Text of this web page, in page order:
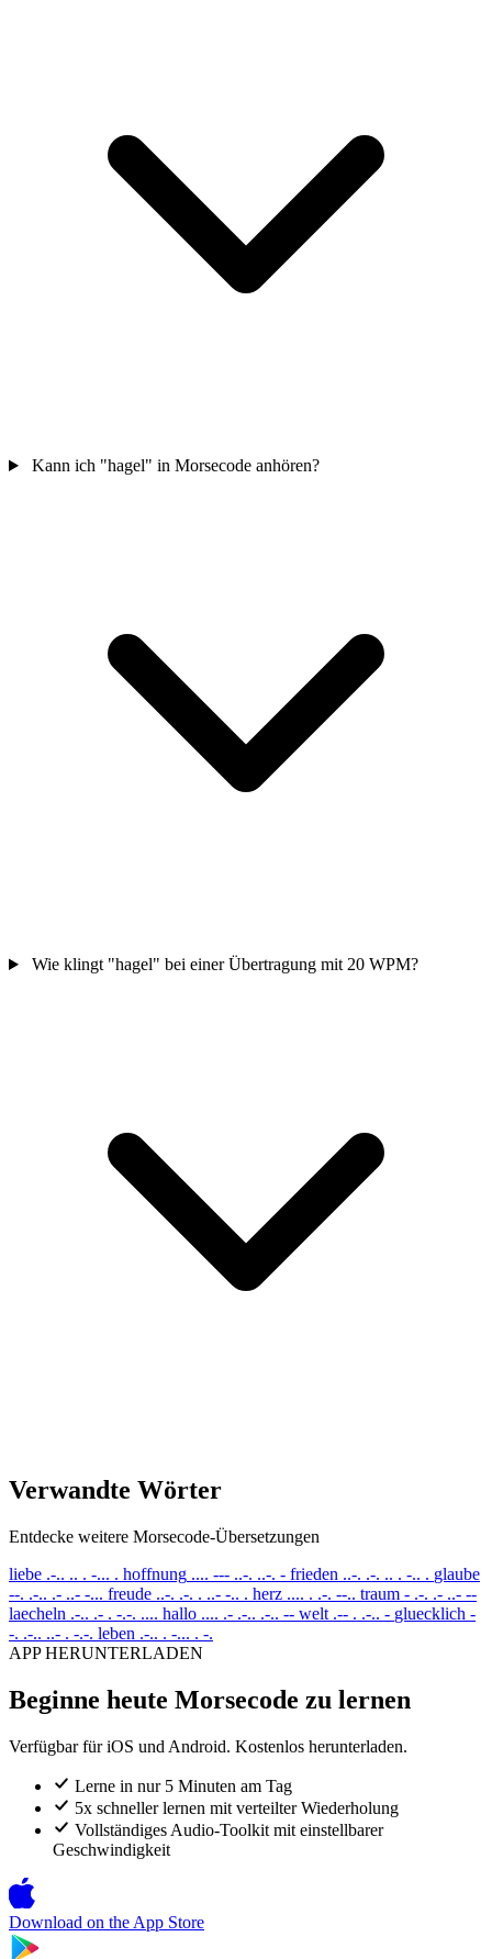
Kann ich "hagel" in Morsecode anhören?
Wie klingt "hagel" bei einer Übertragung mit 20 WPM?
Verwandte Wörter
Entdecke weitere Morsecode-Übersetzungen
liebe .-.. .. . -... . hoffnung .... --- ..-. ..-. - frieden ..-. .-. .. . -.. . glaube
--. .-.. .- ..- -... freude ..-. .-. . ..- -.. . herz .... . .-. --.. traum - .-. .- ..- --
laecheln .-.. .- . -.-. .... hallo .... .- .-.. .-.. -- welt .-- . .-.. - gluecklich -
-. .-.. ..- . -.-. leben .-.. . -... . -.
APP HERUNTERLADEN
Beginne heute Morsecode zu lernen
Verfügbar für iOS und Android. Kostenlos herunterladen.
Lerne in nur 5 Minuten am Tag
5x schneller lernen mit verteilter Wiederholung
Vollständiges Audio-Toolkit mit einstellbarer
Geschwindigkeit
Download on the App Store